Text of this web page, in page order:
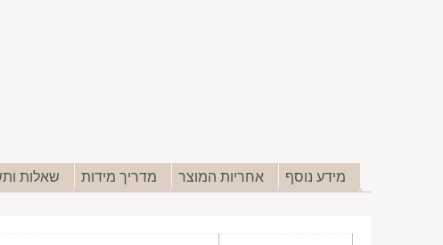
מידע נוסף אחריות המוצר מדריך מידות שאלות